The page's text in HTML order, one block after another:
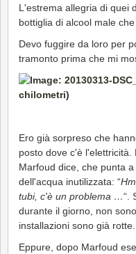
L'estrema allegria di quei
bottiglia di alcool male
Devo fuggire da loro per
tramonto prima che mi
Ero già sorpreso che
posto dove c'è
Marfoud dice, che punta
dell'acqua inutilizzata: “
tubi, c'è un problema …“.
durante il giorno, non
installazioni sono già rotte.
Eppure, dopo Marfoud